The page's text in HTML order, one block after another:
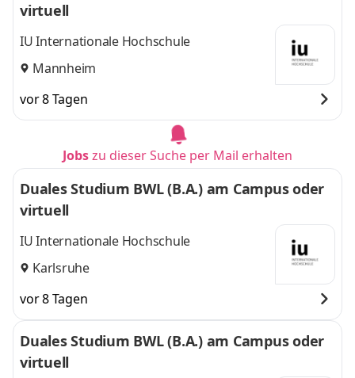
virtuell
IU Internationale Hochschule
Mannheim
vor 8 Tagen
Jobszu dieser Suche per Mail erhalten
Duales Studium BWL (B.A.) am Campus oder
virtuell
IU Internationale Hochschule
Karlsruhe
vor 8 Tagen
Duales Studium BWL (B.A.) am Campus oder
virtuell